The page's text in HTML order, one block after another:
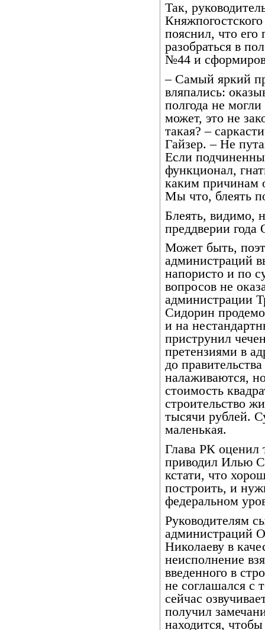
Так,
пояснил, что его
разобраться в
№44 и
– Самый яркий
вляпались:
полгода не
может, это не
такая? –
Гайзер. – Не
Если
функционал,
каким причинам
Мы что, блеять
Блеять, видимо,
преддверии года
Может быть,
администраций
напористо и по
вопросов не
администрации
Сидорин
и на
приструнил
претензиями в
до
налаживаются,
стоимость
строительство
тысячи рублей.
маленькая.
Глава РК оценил
приводил Илью
кстати, что
построить, и
федеральном
Руководителям
администраций
Николаеву в
неисполнение
введенного в
не соглашался с
сейчас
получил
находится,